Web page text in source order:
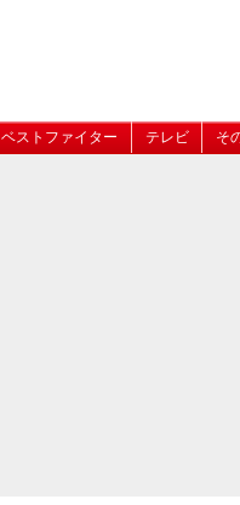
ベストファイター テレビ そ